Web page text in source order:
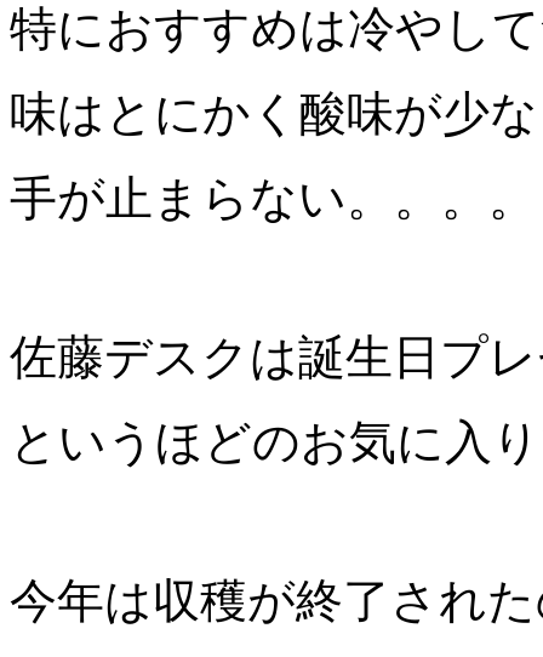
特におすすめは冷やし
味はとにかく酸味が少
手が止まらない。。。。
佐藤デスクは誕生日プ
というほどのお気に入
今年は収穫が終了され